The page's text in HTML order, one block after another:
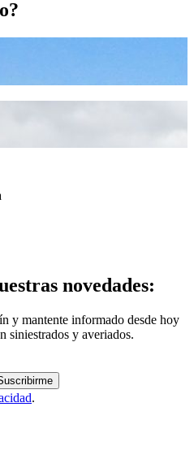
novedades:
y mantente informado desde hoy
siniestrados y averiados.
.